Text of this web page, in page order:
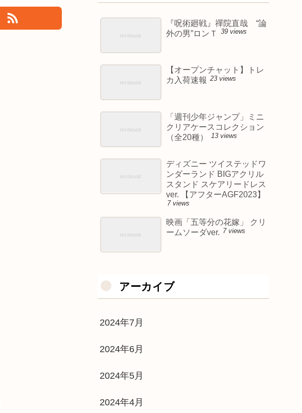
『呪術廻戦』禪院直哉 “論
外の男”ロンＴ
39 views
【オープンチャット】トレ
カ入荷速報 23 views
「週刊少年ジャンプ」ミニ
クリアケースコレクション
（全20種）
13 views
ディズニー ツイステッドワ
ンダーランド BIGアクリル
スタンド スケアリードレス
ver. 【アフターAGF2023】
7 views
映画「五等分の花嫁」 クリ
ームソーダver. 7 views
アーカイブ
2024年7月
2024年6月
2024年5月
2024年4月